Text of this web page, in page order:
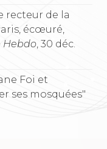
recteur de la
écœuré,
Hebdo , 30 déc.
Foi et
ses mosquées"